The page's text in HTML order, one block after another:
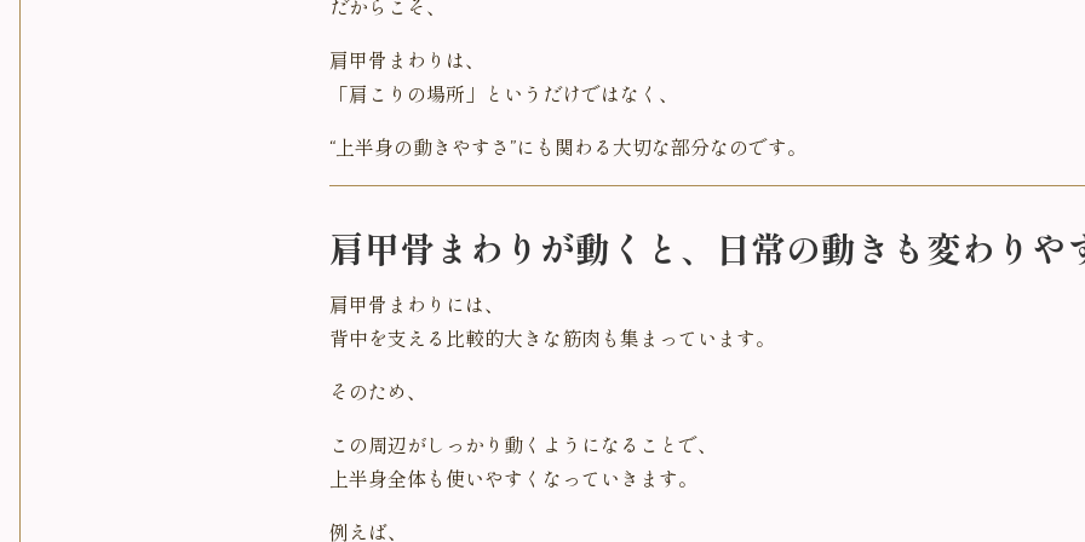
だからこそ、
肩甲骨まわりは、
「肩こりの場所」というだけではなく、
“上半身の動きやすさ”にも関わる大切な部分なのです。
肩甲骨まわりが動くと、日常の動きも変わりや
肩甲骨まわりには、
背中を支える比較的大きな筋肉も集まっています。
そのため、
この周辺がしっかり動くようになることで、
上半身全体も使いやすくなっていきます。
例えば、